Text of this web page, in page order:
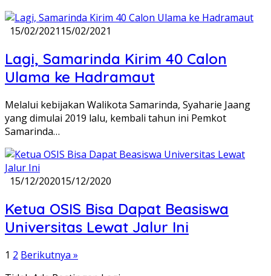
15/02/2021 15/02/2021
Lagi, Samarinda Kirim 40 Calon
Ulama ke Hadramaut
Melalui kebijakan Walikota Samarinda, Syaharie Jaang
yang dimulai 2019 lalu, kembali tahun ini Pemkot
Samarinda…
15/12/202015/12/2020
Ketua OSIS Bisa Dapat Beasiswa
Universitas Lewat Jalur Ini
Paginasi
1 2 Berikutnya »